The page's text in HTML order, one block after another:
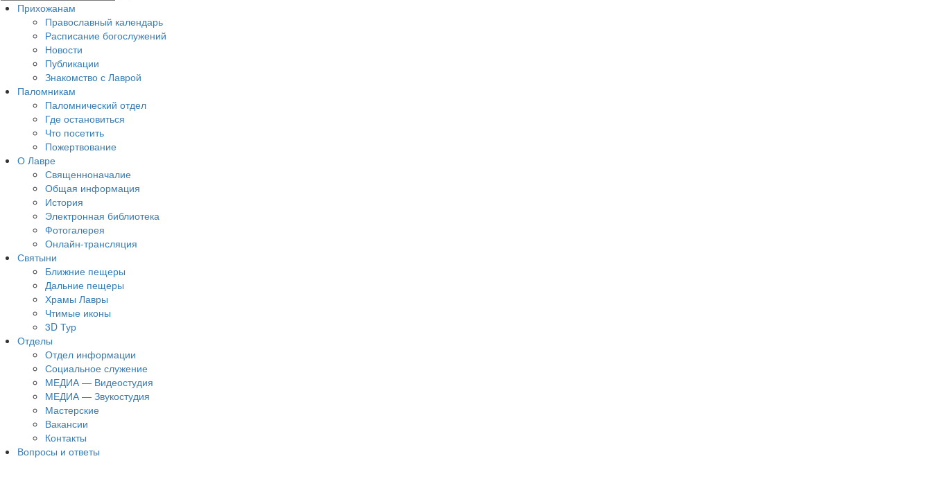
Прихожанам
Православный календарь
Расписание богослужений
Новости
Публикации
Знакомство с Лаврой
Паломникам
Паломнический отдел
Где остановиться
Что посетить
Пожертвование
О Лавре
Священноначалие
Общая информация
История
Электронная библиотека
Фотогалерея
Онлайн-трансляция
Святыни
Ближние пещеры
Дальние пещеры
Храмы Лавры
Чтимые иконы
3D Тур
Отделы
Отдел информации
Социальное служение
МЕДИА — Видеостудия
МЕДИА — Звукостудия
Мастерские
Вакансии
Контакты
Вопросы и ответы